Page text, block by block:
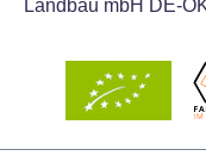
Landbau mbH DE-